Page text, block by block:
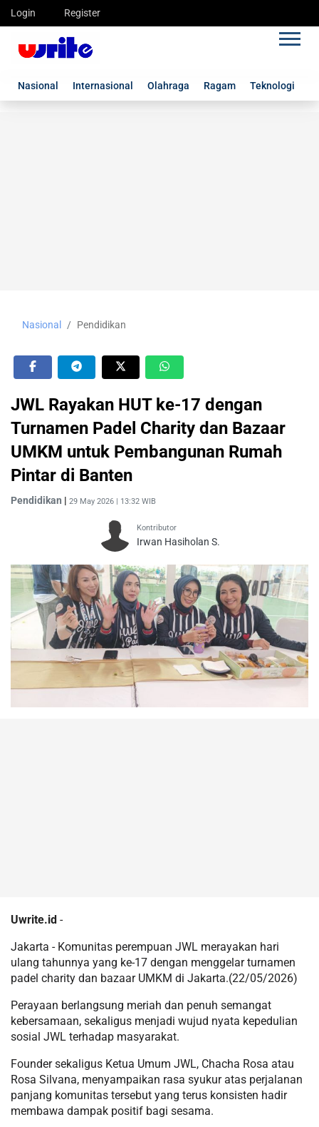
Login Register
Nasional Internasional Olahraga Ragam Teknologi
Nasional Pendidikan
JWL Rayakan HUT ke-17 dengan
Turnamen Padel Charity dan Bazaar
UMKM untuk Pembangunan Rumah
Pintar di Banten
Pendidikan | 29 May 2026 | 13:32 WIB
Kontributor
Irwan Hasiholan S.
Uwrite.id -
Jakarta - Komunitas perempuan JWL merayakan hari
ulang tahunnya yang ke-17 dengan menggelar turnamen
padel charity dan bazaar UMKM di Jakarta.(22/05/2026)
Perayaan berlangsung meriah dan penuh semangat
kebersamaan, sekaligus menjadi wujud nyata kepedulian
sosial JWL terhadap masyarakat.
Founder sekaligus Ketua Umum JWL, Chacha Rosa atau
Rosa Silvana, menyampaikan rasa syukur atas perjalanan
panjang komunitas tersebut yang terus konsisten hadir
membawa dampak positif bagi sesama.